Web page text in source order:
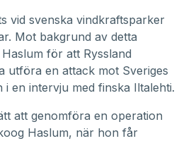
vid svenska vindkraftsparker
Mot bakgrund av detta
för att Ryssland
utföra en attack mot Sveriges
en intervju med finska Iltalehti.
att genomföra en operation
Haslum, när hon får